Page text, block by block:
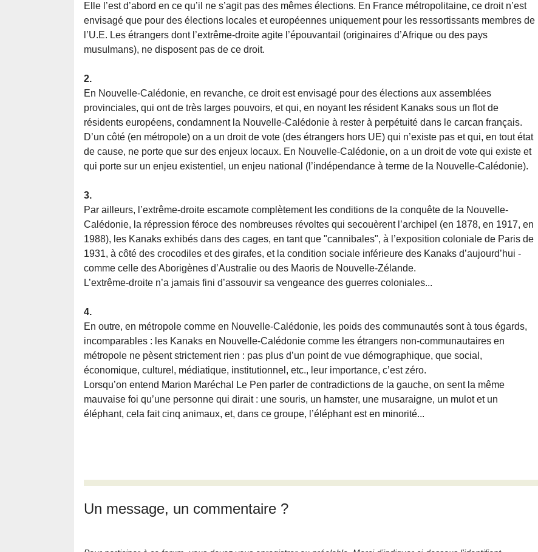
Elle l’est d’abord en ce qu’il ne s’agit pas des mêmes élections. En France métropolitaine, ce droit n’est
envisagé que pour des élections locales et européennes uniquement pour les ressortissants membres de
l’U.E. Les étrangers dont l’extrême-droite agite l’épouvantail (originaires d’Afrique ou des pays
musulmans), ne disposent pas de ce droit.
2.
En Nouvelle-Calédonie, en revanche, ce droit est envisagé pour des élections aux assemblées
provinciales, qui ont de très larges pouvoirs, et qui, en noyant les résident Kanaks sous un flot de
résidents européens, condamnent la Nouvelle-Calédonie à rester à perpétuité dans le carcan français.
D’un côté (en métropole) on a un droit de vote (des étrangers hors UE) qui n’existe pas et qui, en tout état
de cause, ne porte que sur des enjeux locaux. En Nouvelle-Calédonie, on a un droit de vote qui existe et
qui porte sur un enjeu existentiel, un enjeu national (l’indépendance à terme de la Nouvelle-Calédonie).
3.
Par ailleurs, l’extrême-droite escamote complètement les conditions de la conquête de la Nouvelle-
Calédonie, la répression féroce des nombreuses révoltes qui secouèrent l’archipel (en 1878, en 1917, en
1988), les Kanaks exhibés dans des cages, en tant que "cannibales", à l’exposition coloniale de Paris de
1931, à côté des crocodiles et des girafes, et la condition sociale inférieure des Kanaks d’aujourd’hui -
comme celle des Aborigènes d’Australie ou des Maoris de Nouvelle-Zélande.
L’extrême-droite n’a jamais fini d’assouvir sa vengeance des guerres coloniales...
4.
En outre, en métropole comme en Nouvelle-Calédonie, les poids des communautés sont à tous égards,
incomparables : les Kanaks en Nouvelle-Calédonie comme les étrangers non-communautaires en
métropole ne pèsent strictement rien : pas plus d’un point de vue démographique, que social,
économique, culturel, médiatique, institutionnel, etc., leur importance, c’est zéro.
Lorsqu’on entend Marion Maréchal Le Pen parler de contradictions de la gauche, on sent la même
mauvaise foi qu’une personne qui dirait : une souris, un hamster, une musaraigne, un mulot et un
éléphant, cela fait cinq animaux, et, dans ce groupe, l’éléphant est en minorité...
Un message, un commentaire ?